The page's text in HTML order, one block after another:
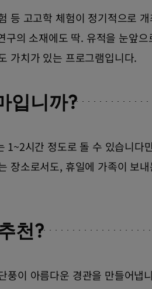
등 고고학 체험이 정기적으로
의 소재에도 딱. 유적을 눈앞
가치가 있는 프로그램입니다.
입니까?
1~2시간 정도로 돌 수 있습니다
장소로서도, 휴일에 가족이 보
천?
풍이 아름다운 경관을 만들어냅